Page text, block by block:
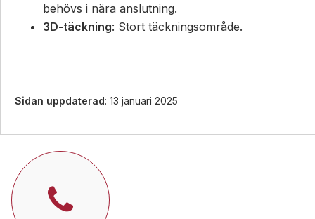
behövs i nära anslutning.
3D-täckning: Stort täckningsområde.
Sidan uppdaterad: 13 januari 2025